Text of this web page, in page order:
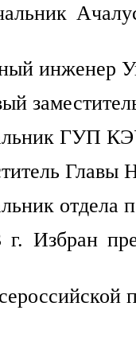
ГУП
Главы
Избран